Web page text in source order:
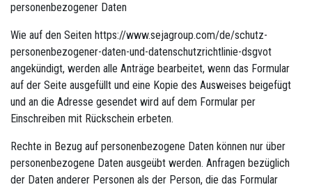
personenbezogener Daten
Wie auf den Seiten https://www.sejagroup.com/de/schutz-
personenbezogener-daten-und-datenschutzrichtlinie-dsgvot
angekündigt, werden alle Anträge bearbeitet, wenn das Formular
auf der Seite ausgefüllt und eine Kopie des Ausweises beigefügt
und an die Adresse gesendet wird auf dem Formular per
Einschreiben mit Rückschein erbeten.
Rechte in Bezug auf personenbezogene Daten können nur über
personenbezogene Daten ausgeübt werden. Anfragen bezüglich
der Daten anderer Personen als der Person, die das Formular